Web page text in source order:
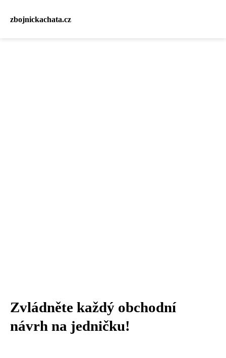
zbojnickachata.cz
Zvládněte každý obchodní
návrh na jedničku!